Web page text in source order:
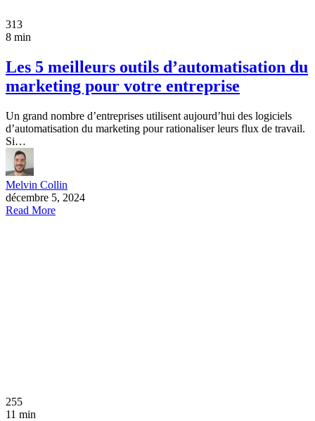
313
8 min
Les 5 meilleurs outils d’automatisation du
marketing pour votre entreprise
Un grand nombre d’entreprises utilisent aujourd’hui des logiciels
d’automatisation du marketing pour rationaliser leurs flux de travail.
Si…
Melvin Collin
décembre 5, 2024
Read More
255
11 min